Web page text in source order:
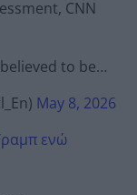
CNN
to be…
May 8, 2026
ενώ